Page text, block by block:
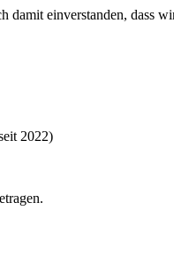
einverstanden, dass
2022)